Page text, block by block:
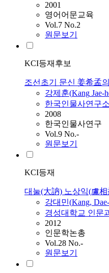
2001
영어어문교육
Vol.7 No.2
원문보기
KCI등재후보
조선초기 문신 姜希孟
강제훈(Kang Jae-
한국인물사연구소
2008
한국인물사연구
Vol.9 No.-
원문보기
KCI등재
대눌(大訥) 노상익(盧
강대민(Kang,
경성대학교 인문
2012
인문학논총
Vol.28 No.-
원문보기